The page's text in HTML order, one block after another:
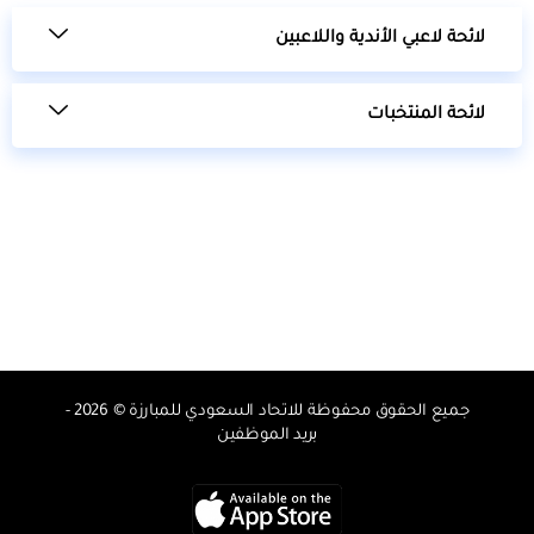
لائحة لاعبي الأندية واللاعبين
لائحة المنتخبات
جميع الحقوق محفوظة للاتحاد السعودي للمبارزة © 2026 -
بريد الموظفين